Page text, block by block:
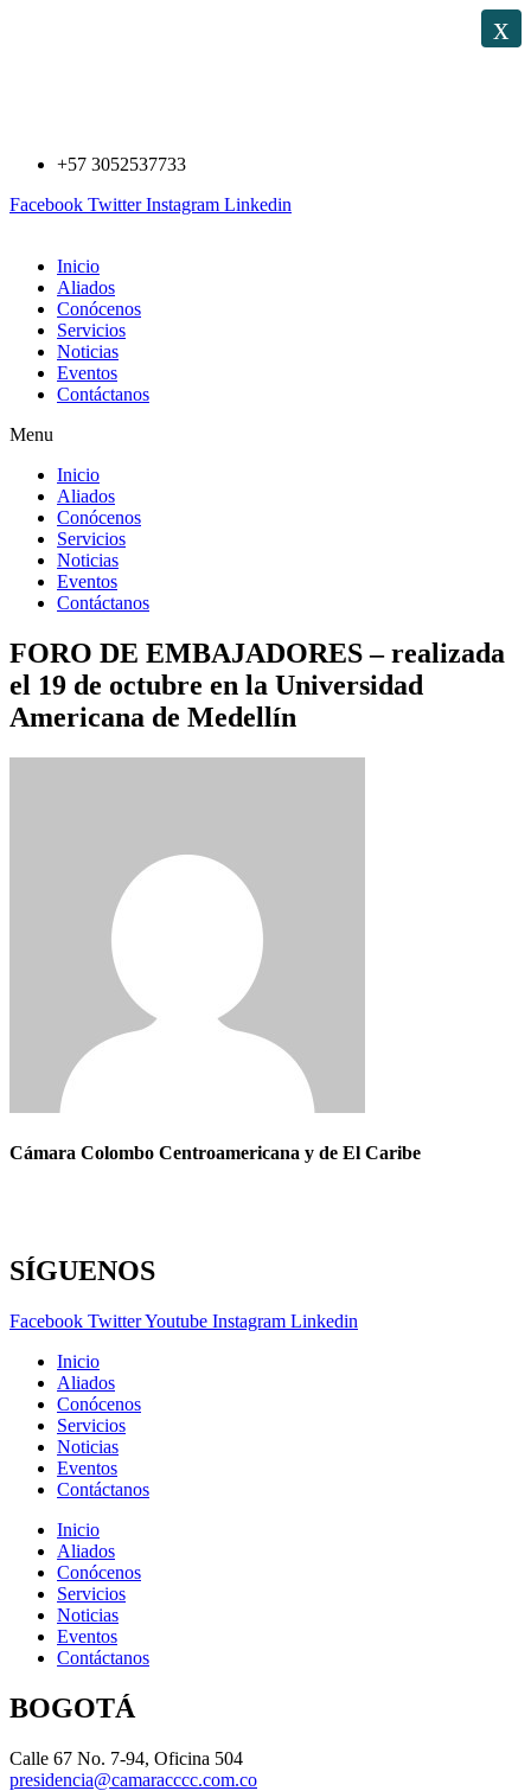
+57 3052537733
Facebook Twitter Instagram Linkedin
Inicio
Aliados
Conócenos
Servicios
Noticias
Eventos
Contáctanos
Menu
Inicio
Aliados
Conócenos
Servicios
Noticias
Eventos
Contáctanos
FORO DE EMBAJADORES – realizada
el 19 de octubre en la Universidad
Americana de Medellín
Cámara Colombo Centroamericana y de El Caribe
SÍGUENOS
Facebook TwitterYoutube Instagram Linkedin
Inicio
Aliados
Conócenos
Servicios
Noticias
Eventos
Contáctanos
Inicio
Aliados
Conócenos
Servicios
Noticias
Eventos
Contáctanos
BOGOTÁ
Calle 67 No. 7-94, Oficina 504
presidencia@camaracccc.com.co
x